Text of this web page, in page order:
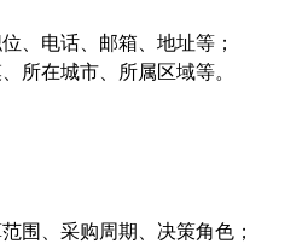
、电话、邮箱、地址等；
所在城市、所属区域等。
围、采购周期、决策角色；